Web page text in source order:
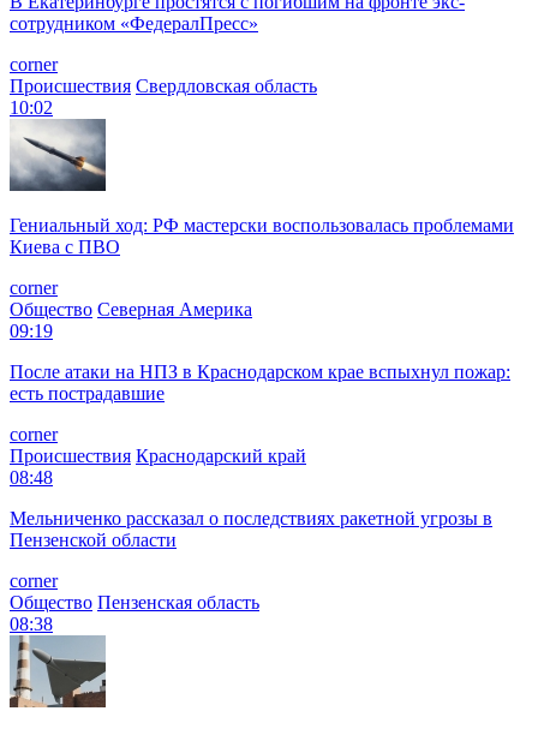
сотрудником «ФедералПресс»
corner
Происшествия Свердловская область
10:02
Гениальный ход: РФ мастерски воспользовалась проблемами
Киева с ПВО
corner
Общество Северная Америка
09:19
После атаки на НПЗ в Краснодарском крае вспыхнул пожар:
есть пострадавшие
corner
Происшествия Краснодарский край
08:48
Мельниченко рассказал о последствиях ракетной угрозы в
Пензенской области
corner
Общество Пензенская область
08:38